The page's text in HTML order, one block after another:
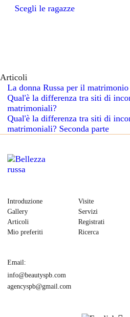
Scegli le ragazze
Articoli
La donna Russa per il
Qual'è la differenza tra siti di
matrimoniali?
Qual'è la differenza tra siti di
matrimoniali? Seconda parte
Introduzione
Gallery
Articoli
Mio preferiti
Visite
Servizi
Registrati
Ricerca
Email:
info@beautyspb.com
agencyspb@gmail.com